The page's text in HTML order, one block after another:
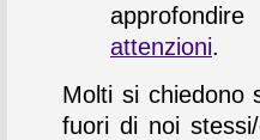
attenzioni.
Molti si chiedono
fuori di noi